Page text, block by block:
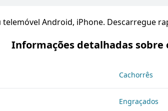
Android, iPhone. Descarregue
Informações detalhadas sobre
Cachorrês
Engraçados